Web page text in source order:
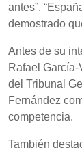
antes”.
demostrado
Antes de su
Rafael
del Tribunal
Fernández
competencia.
También